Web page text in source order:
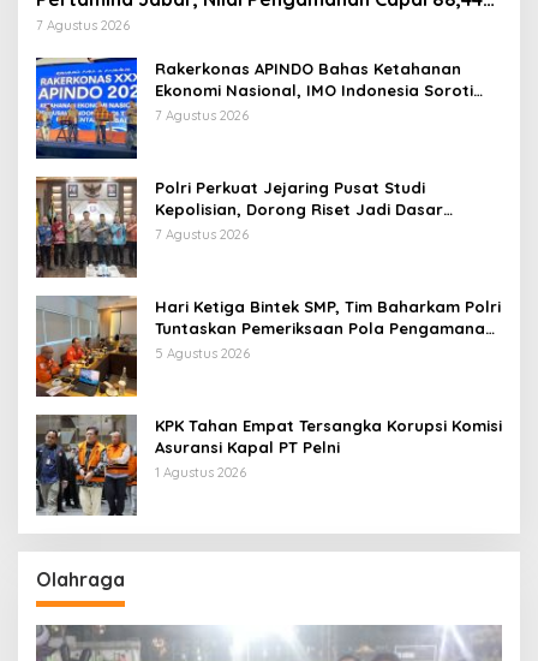
Persen
7 Agustus 2026
Rakerkonas APINDO Bahas Ketahanan
Ekonomi Nasional, IMO Indonesia Soroti
Pentingnya Kolaborasi Lintas Sektor
7 Agustus 2026
Polri Perkuat Jejaring Pusat Studi
Kepolisian, Dorong Riset Jadi Dasar
Kebijakan dan Inovasi
7 Agustus 2026
Hari Ketiga Bintek SMP, Tim Baharkam Polri
Tuntaskan Pemeriksaan Pola Pengamanan
Pertamina Patra Niaga Jabar
5 Agustus 2026
KPK Tahan Empat Tersangka Korupsi Komisi
Asuransi Kapal PT Pelni
1 Agustus 2026
Olahraga